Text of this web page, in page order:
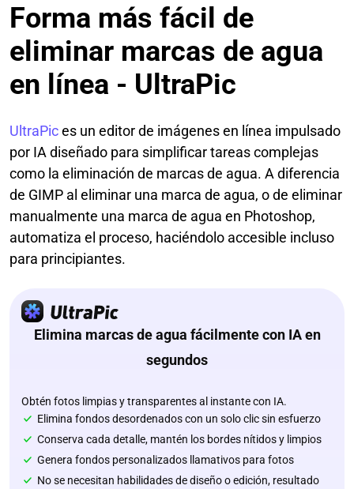
Forma más fácil de
eliminar marcas de agua
en línea - UltraPic
UltraPices un editor de imágenes en línea impulsado
por IA diseñado para simplificar tareas complejas
como la eliminación de marcas de agua. A diferencia
de GIMP al eliminar una marca de agua, o de eliminar
manualmente una marca de agua en Photoshop,
automatiza el proceso, haciéndolo accesible incluso
para principiantes.
Elimina marcas de agua fácilmente con IA en
segundos
Obtén fotos limpias y transparentes al instante con IA.
Elimina fondos desordenados con un solo clic sin esfuerzo
Conserva cada detalle, mantén los bordes nítidos y limpios
Genera fondos personalizados llamativos para fotos
No se necesitan habilidades de diseño o edición, resultado